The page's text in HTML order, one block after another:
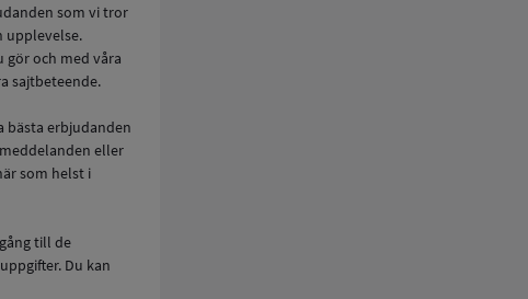
som vi tror
upplevelse.
och med våra
sajtbeteende.
bästa erbjudanden
eller
som helst i
till de
Du kan